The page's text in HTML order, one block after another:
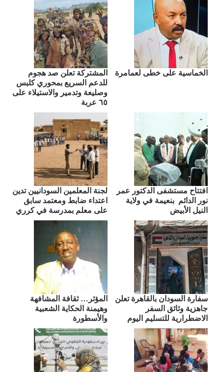
الخماسية على خطى لعمامرة
المشتركة تعلن صد هجوم
للدعم السريع بمحوري كلبس
وصليعة وتدمير والاستيلاء على
٦٥ عربة
افتتاح مستشفى الدكتور عمر
نور الدائم بنعيمة في ولاية
النيل الأبيض
لجنة المعلمين السودانيين تدين
اعتداء ضابط ومعتمد سابق
على معلم بمدرسة في كرري
سفارة السودان بالقاهرة تعلن
جاهزية وثائق السفر
الاضطرارية للتسليم اليوم
المؤثر… ثقافة المشافهة
وهيمنة الحكاية الشعبية
والأسطورة